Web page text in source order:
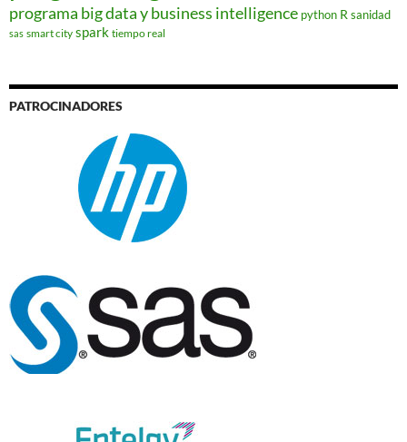
programa big data y business intelligence python R sanidad
sas smart city spark tiempo real
PATROCINADORES